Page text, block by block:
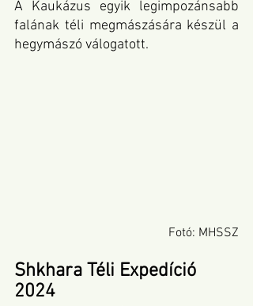
A Kaukázus egyik legimpozánsabb
falának téli megmászására készül a
hegymászó válogatott.
Fotó: MHSSZ
Shkhara Téli Expedíció
2024